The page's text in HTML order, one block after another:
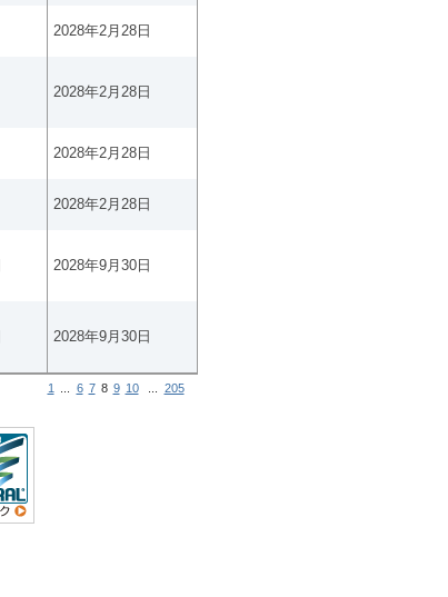
2028年2月28日
2028年2月28日
2028年2月28日
2028年2月28日
2028年9月30日
2028年9月30日
1 6 7 8 9 10 205